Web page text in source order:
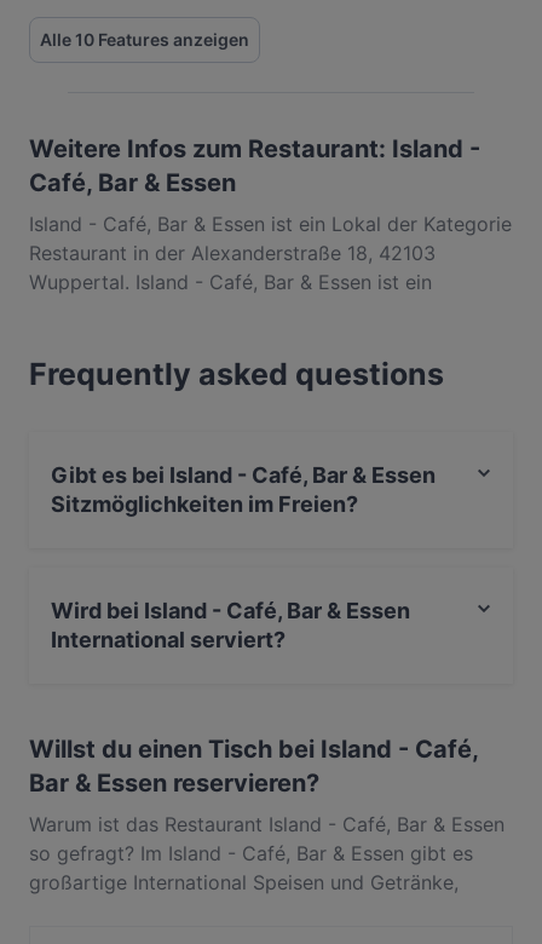
Alle 10 Features anzeigen
Weitere Infos zum Restaurant: Island -
Café, Bar & Essen
Island - Café, Bar & Essen ist ein Lokal der Kategorie
Restaurant in der Alexanderstraße 18, 42103
Wuppertal. Island - Café, Bar & Essen ist ein
einem kompletten Feinschmeckererlebnis bist,
entdecke die Gerichte im Island - Café, Bar & Essen
Frequently asked questions
Gibt es bei Island - Café, Bar & Essen
Sitzmöglichkeiten im Freien?
Wird bei Island - Café, Bar & Essen
International serviert?
Willst du einen Tisch bei Island - Café,
Bar & Essen reservieren?
Warum ist das Restaurant Island - Café, Bar & Essen
so gefragt? Im Island - Café, Bar & Essen gibt es
großartige International Speisen und Getränke,